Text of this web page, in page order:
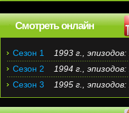
Смотреть онлайн
Сезон 1
1993 г., эпизодов:
Сезон 2
1994 г., эпизодов:
Сезон 3
1995 г., эпизодов: